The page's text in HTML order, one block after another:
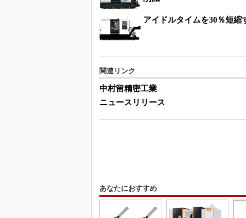
アイドルタイムを30％短
関連リンク
中村留精密工業
ニュースリリース
あなたにおすすめ